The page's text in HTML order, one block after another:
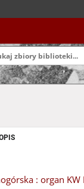
: organ